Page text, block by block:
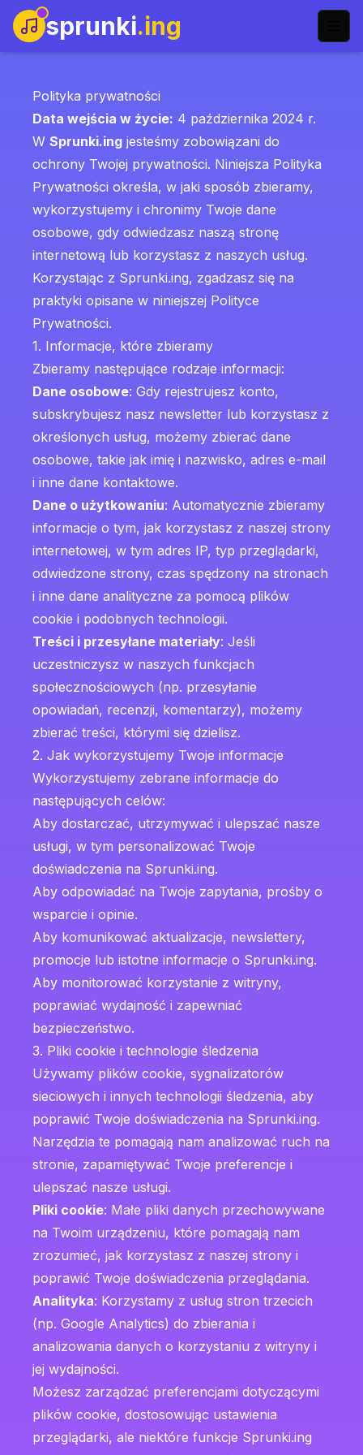
sprunki.ing
Polityka prywatności
Data wejścia w życie: 4 października 2024 r.
W Sprunki.ing jesteśmy zobowiązani do
ochrony Twojej prywatności. Niniejsza Polityka
Prywatności określa, w jaki sposób zbieramy,
wykorzystujemy i chronimy Twoje dane
osobowe, gdy odwiedzasz naszą stronę
internetową lub korzystasz z naszych usług.
Korzystając z Sprunki.ing, zgadzasz się na
praktyki opisane w niniejszej Polityce
Prywatności.
1. Informacje, które zbieramy
Zbieramy następujące rodzaje informacji:
Dane osobowe: Gdy rejestrujesz konto,
subskrybujesz nasz newsletter lub korzystasz z
określonych usług, możemy zbierać dane
osobowe, takie jak imię i nazwisko, adres e-mail
i inne dane kontaktowe.
Dane o użytkowaniu: Automatycznie zbieramy
informacje o tym, jak korzystasz z naszej strony
internetowej, w tym adres IP, typ przeglądarki,
odwiedzone strony, czas spędzony na stronach
i inne dane analityczne za pomocą plików
cookie i podobnych technologii.
Treści i przesyłane materiały: Jeśli
uczestniczysz w naszych funkcjach
społecznościowych (np. przesyłanie
opowiadań, recenzji, komentarzy), możemy
zbierać treści, którymi się dzielisz.
2. Jak wykorzystujemy Twoje informacje
Wykorzystujemy zebrane informacje do
następujących celów:
Aby dostarczać, utrzymywać i ulepszać nasze
usługi, w tym personalizować Twoje
doświadczenia na Sprunki.ing.
Aby odpowiadać na Twoje zapytania, prośby o
wsparcie i opinie.
Aby komunikować aktualizacje, newslettery,
promocje lub istotne informacje o Sprunki.ing.
Aby monitorować korzystanie z witryny,
poprawiać wydajność i zapewniać
bezpieczeństwo.
3. Pliki cookie i technologie śledzenia
Używamy plików cookie, sygnalizatorów
sieciowych i innych technologii śledzenia, aby
poprawić Twoje doświadczenia na Sprunki.ing.
Narzędzia te pomagają nam analizować ruch na
stronie, zapamiętywać Twoje preferencje i
ulepszać nasze usługi.
Pliki cookie: Małe pliki danych przechowywane
na Twoim urządzeniu, które pomagają nam
zrozumieć, jak korzystasz z naszej strony i
poprawić Twoje doświadczenia przeglądania.
Analityka: Korzystamy z usług stron trzecich
(np. Google Analytics) do zbierania i
analizowania danych o korzystaniu z witryny i
jej wydajności.
Możesz zarządzać preferencjami dotyczącymi
plików cookie, dostosowując ustawienia
przeglądarki, ale niektóre funkcje Sprunki.ing